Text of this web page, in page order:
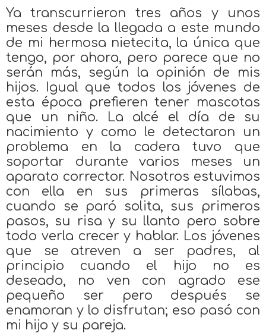
Ya transcurrieron tres años y unos
meses desde la llegada a este mundo
de mi hermosa nietecita, la única que
tengo, por ahora, pero parece que no
serán más, según la opinión de mis
hijos. Igual que todos los jóvenes de
esta época prefieren tener mascotas
que un niño. La alcé el día de su
nacimiento y como le detectaron un
problema en la cadera tuvo que
soportar durante varios meses un
aparato corrector. Nosotros estuvimos
con ella en sus primeras sílabas,
cuando se paró solita, sus primeros
pasos, su risa y su llanto pero sobre
todo verla crecer y hablar. Los jóvenes
que se atreven a ser padres, al
principio cuando el hijo no es
deseado, no ven con agrado ese
pequeño ser pero después se
enamoran y lo disfrutan; eso pasó con
mi hijo y su pareja.